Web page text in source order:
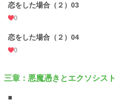
恋をした場合（２）03
0
恋をした場合（２）04
0
三章：悪魔憑きとエクソシスト
■